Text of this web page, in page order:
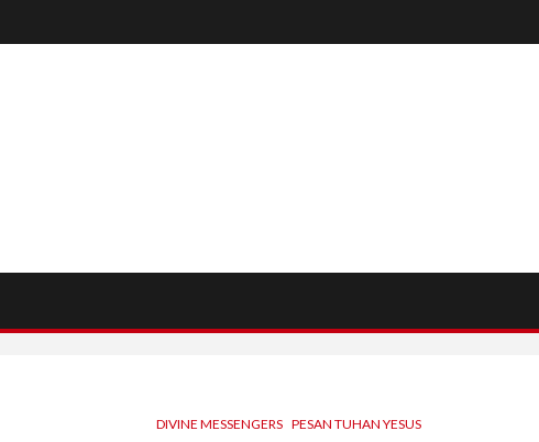
DIVINE MESSENGERS PESAN TUHAN YESUS